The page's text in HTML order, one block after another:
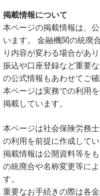
掲載情報について
本ページの掲載情報は、
います。 金融機関の統廃
り内容が変わる場合があり
振込や口座登録など重要
の公式情報もあわせてご確
本ページは実務での利用
掲載しています。
本ページは社会保険労務
の利用を前提に作成してい
掲載情報は公開資料等を
の統廃合や名称変更等に
す。
重要なお手続きの際は各